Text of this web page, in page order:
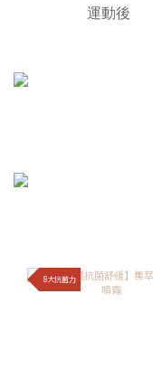
運動後
8大抗菌力